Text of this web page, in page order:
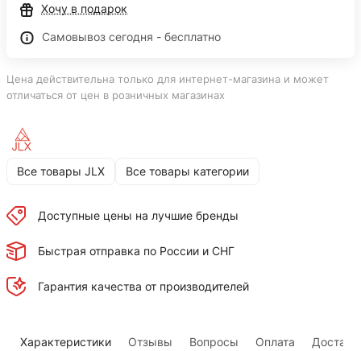
Хочу в подарок
Самовывоз сегодня - бесплатно
Цена действительна только для интернет-магазина и может
отличаться от цен в розничных магазинах
Все товары JLX Все товары категории
Доступные цены на лучшие бренды
Быстрая отправка по России и СНГ
Гарантия качества от производителей
Характеристики Отзывы Вопросы Оплата